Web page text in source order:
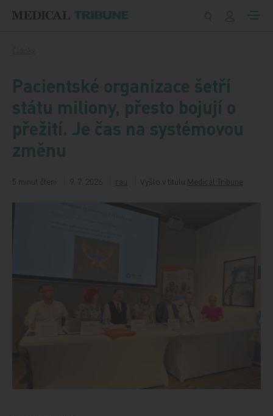
Pacientské organizace šetří
státu miliony, přesto bojují o
přežití. Je čas na systémovou
změnu
5 minut čtení 9. 7. 2026 rau Vyšlo v titulu Medical Tribune